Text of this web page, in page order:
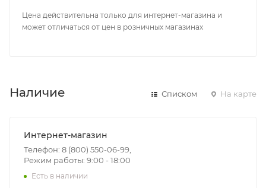
Цена действительна только для интернет-магазина и
может отличаться от цен в розничных магазинах
Наличие Списком На карте
Интернет-магазин
Телефон: 8 (800) 550-06-99,
Режим работы: 9:00 - 18:00
Есть в наличии